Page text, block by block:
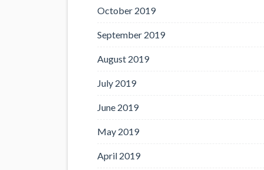
October 2019
September 2019
August 2019
July 2019
June 2019
May 2019
April 2019